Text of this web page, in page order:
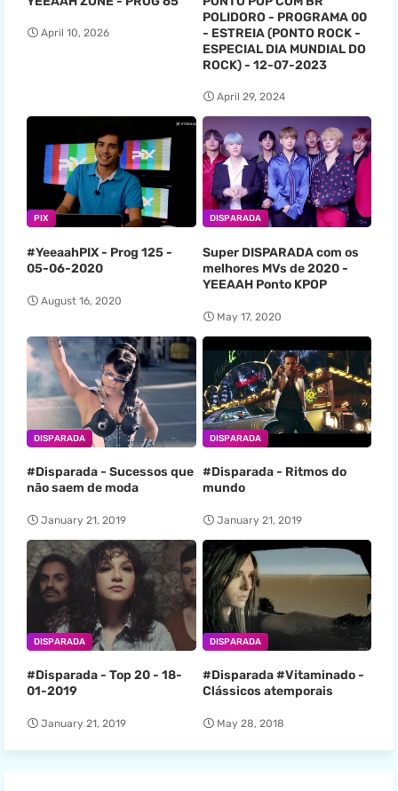
April 10, 2026
POLIDORO - PROGRAMA 00
- ESTREIA (PONTO ROCK -
ESPECIAL DIA MUNDIAL DO
ROCK) - 12-07-2023
April 29, 2024
PIX
#YeeaahPIX - Prog 125 -
05-06-2020
August 16, 2020
DISPARADA
Super DISPARADA com os
melhores MVs de 2020 -
YEEAAH Ponto KPOP
May 17, 2020
DISPARADA
#Disparada - Sucessos que
não saem de moda
January 21, 2019
DISPARADA
#Disparada - Ritmos do
mundo
January 21, 2019
DISPARADA
#Disparada - Top 20 - 18-
01-2019
January 21, 2019
DISPARADA
#Disparada #Vitaminado -
Clássicos atemporais
May 28, 2018